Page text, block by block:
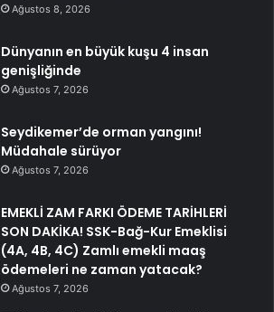
Ağustos 8, 2026
Dünyanın en büyük kuşu 4 insan
genişliğinde
Ağustos 7, 2026
Seydikemer’de orman yangını!
Müdahale sürüyor
Ağustos 7, 2026
EMEKLİ ZAM FARKI ÖDEME TARİHLERİ
SON DAKİKA! SSK-Bağ-Kur Emeklisi
(4A, 4B, 4C) Zamlı emekli maaş
ödemeleri ne zaman yatacak?
Ağustos 7, 2026